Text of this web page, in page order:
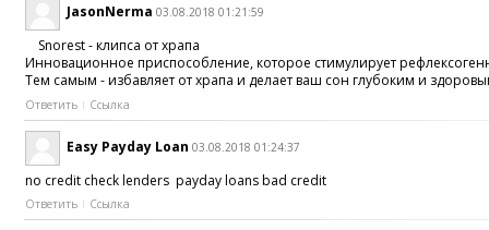
JasonNerma 03.08.2018 01:21:59
Snorest - клипса от храпа
Инновационное приспособление, которое стимулирует
Тем самым - избавляет от храпа и делает ваш сон глубоким и
Ответить Ссылка
Easy Payday Loan 03.08.2018 01:24:37
no credit check lenders payday loans bad credit
Ответить Ссылка